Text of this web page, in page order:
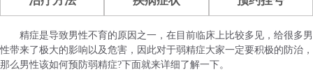
精症是导致男性不育的原因之一，在目前临床上比较多见，给很多男
性带来了极大的影响以及危害，因此对于弱精症大家一定要积极的防治，
那么男性该如何预防弱精症?下面就来详细了解一下。